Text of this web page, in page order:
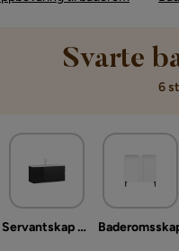
Svarte
6
Servantskap & kommode